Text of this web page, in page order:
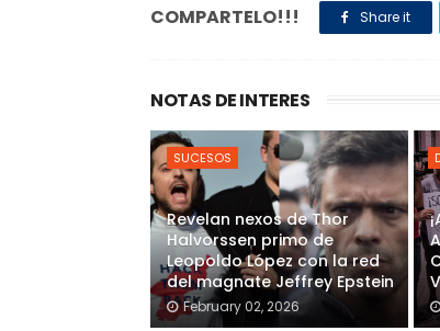
COMPARTELO!!! Share it
NOTAS DE INTERES
SUCESOS
Revelan nexos de Thor
Halvorssen primo de
Leopoldo López con la red
del magnate Jeffrey Epstein
February 02, 2026